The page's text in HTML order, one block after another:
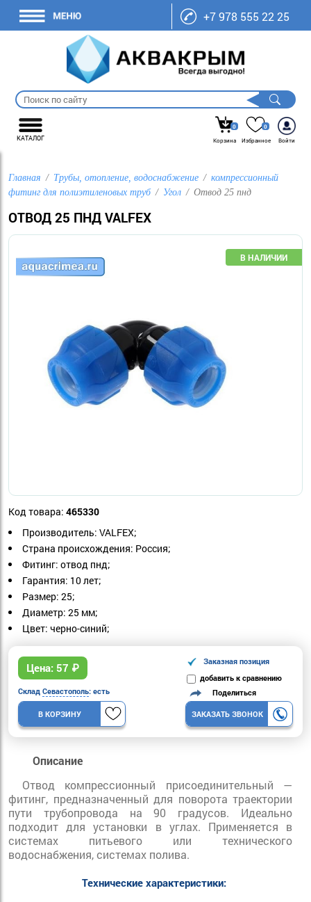
+7 978 555 22 25
КАТАЛОГ
0
Корзина
0
Избранное
Войти
Главная Трубы, отопление, водоснабжение
компрессионный
фитинг для полиэтиленовых труб
Угол Отвод 25 пнд
ОТВОД 25 ПНД VALFEX
Код товара: 465330
Производитель: VALFEX;
Страна происхождения: Россия;
Фитинг: отвод пнд;
Гарантия: 10 лет;
Размер: 25;
Диаметр: 25 мм;
Цвет: черно-синий;
Цена: 57 ₽
Заказная позиция
добавить к сравнению
Склад Севастополь: есть
В КОРЗИНУ
Поделиться
ЗАКАЗАТЬ ЗВОНОК
Описание
Отвод компрессионный присоединительный —
фитинг, предназначенный для поворота траектории
пути трубопровода на 90 градусов. Идеально
подходит для установки в углах. Применяется в
системах питьевого или технического
водоснабжения, системах полива.
Технические характеристики: